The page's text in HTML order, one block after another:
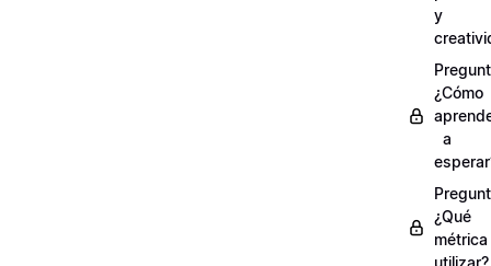
y
¿Cómo
a
¿Qué
métrica
utilizar?